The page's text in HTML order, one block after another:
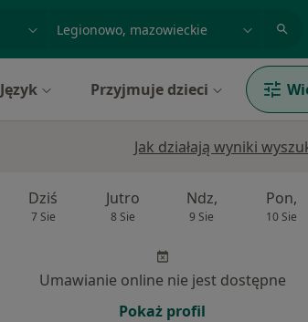
Język Przyjmuje dzieci
Jak działają wyniki
Dziś
7 Sie
Jutro
8 Sie
Ndz,
9 Sie
Pon,
10 Sie
Umawianie online nie jest dostępne
Pokaż profil